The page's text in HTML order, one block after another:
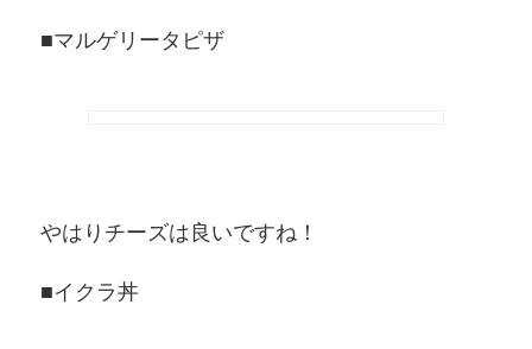
■マルゲリータピザ
やはりチーズは良いですね！
■イクラ丼